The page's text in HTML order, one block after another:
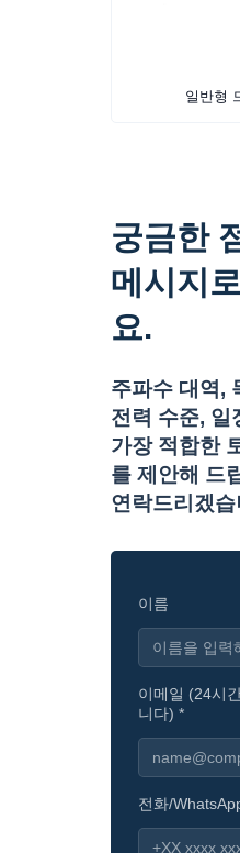
일반형
궁금한
메시지
요.
주파수 대역,
전력 수준, 일
가장 적합한
를 제안해 드
연락드리겠
이름
이메일 (24시
니다) *
전화/